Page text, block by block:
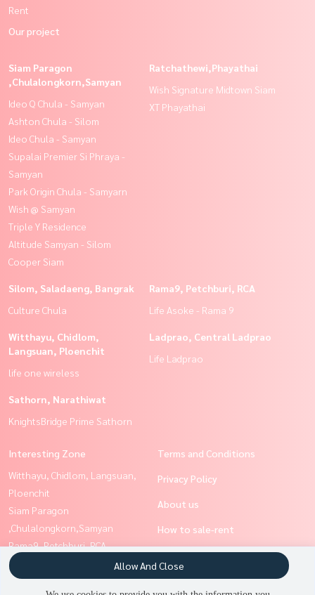
Rent
Our project
Siam Paragon
,Chulalongkorn,Samyan
Ideo Q Chula - Samyan
Ashton Chula - Silom
Ideo Chula - Samyan
Supalai Premier Si Phraya -
Samyan
Park Origin Chula - Samyarn
Wish @ Samyan
Triple Y Residence
Altitude Samyan - Silom
Cooper Siam
Ratchathewi,Phayathai
Wish Signature Midtown Siam
XT Phayathai
Silom, Saladaeng, Bangrak
Culture Chula
Rama9, Petchburi, RCA
Life Asoke - Rama 9
Witthayu, Chidlom,
Langsuan, Ploenchit
life one wireless
Ladprao, Central Ladprao
Life Ladprao
Sathorn, Narathiwat
KnightsBridge Prime Sathorn
Interesting Zone
Witthayu, Chidlom, Langsuan,
Ploenchit
Siam Paragon
,Chulalongkorn,Samyan
Rama9, Petchburi, RCA
Ladprao, Central Ladprao
Ratchathewi,Phayathai
Terms and Conditions
Privacy Policy
About us
How to sale-rent
Contact
Allow And Close